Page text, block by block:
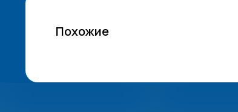
Похожие